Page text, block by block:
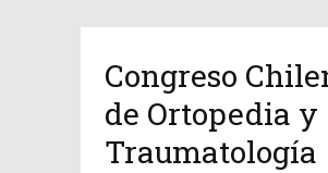
Congreso
de Ortopedia y
Traumatología